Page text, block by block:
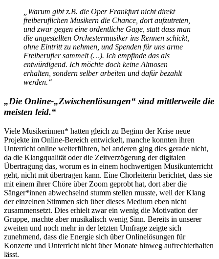
Warum gibt z.B. die Oper Frankfurt nicht direkt
freiberuflichen Musikern die Chance, dort aufzutreten,
und zwar gegen eine ordentliche Gage, statt dass man
die angestellten Orchestermusiker ins Rennen schickt,
ohne Eintritt zu nehmen, und Spenden für uns arme
Freiberufler sammelt (…). Ich empfinde das als
entwürdigend. Ich möchte doch keine Almosen
erhalten, sondern selber arbeiten und dafür bezahlt
werden.“
„Die Online-„Zwischenlösungen“ sind mittlerweile die
meisten leid.“
Viele Musikerinnen* hatten gleich zu Beginn der Krise neue
Projekte im Online-Bereich entwickelt, manche konnten ihren
Unterricht online weiterführen, bei anderen ging dies gerade nicht,
da die Klangqualität oder die Zeitverzögerung der digitalen
Übertragung das, worum es in einem hochwertigen Musikunterricht
geht, nicht mit übertragen kann. Eine Chorleiterin berichtet, dass sie
mit einem ihrer Chöre über Zoom geprobt hat, dort aber die
Sänger*innen abwechselnd stumm stellen musste, weil der Klang
der einzelnen Stimmen sich über dieses Medium eben nicht
zusammensetzt. Dies erhielt zwar ein wenig die Motivation der
Gruppe, machte aber musikalisch wenig Sinn. Bereits in unserer
zweiten und noch mehr in der letzten Umfrage zeigte sich
zunehmend, dass die Energie sich über Onlinelösungen für
Konzerte und Unterricht nicht über Monate hinweg aufrechterhalten
lässt.